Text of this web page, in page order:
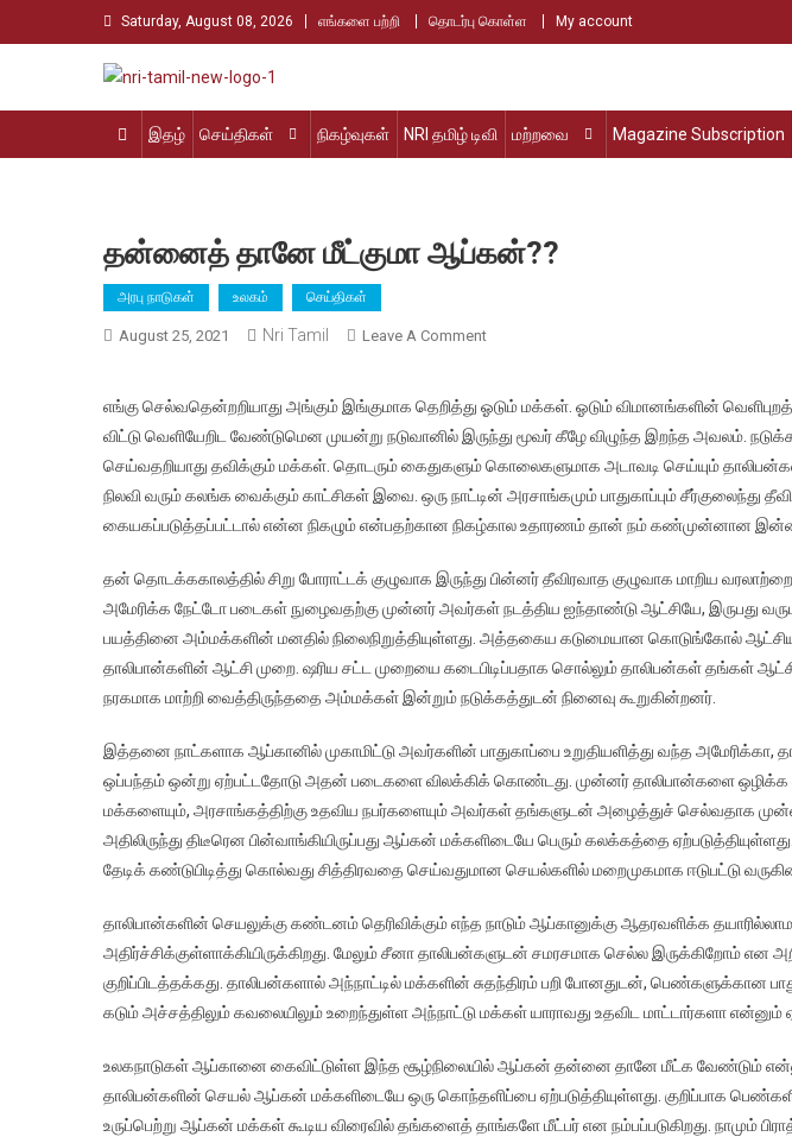
to
Saturday, August 08, 2026 எங்களை பற்றி தொடர்பு கொள்ள My account
Nri Tamil
உலக தமிழர்களின் உரத்த குரல்
இதழ்
செய்திகள் நிகழ்வுகள் NRI தமிழ் டிவி மற்றவை Magazine Subscription
தன்னைத் தானே மீட்குமா ஆப்கன்??
அரபு நாடுகள் உலகம் செய்திகள்
August 25, 2021 Nri Tamil Leave A CommentOn
மீட்குமா
ஆப்கன்??
எங்கு செல்வதென்றறியாது அங்கும் இங்குமாக தெறித்து ஓடும் மக்கள். ஓடும் விமானங்களின்
விட்டு வெளியேறிட வேண்டுமென முயன்று நடுவானில் இருந்து மூவர் கீழே விழுந்த இறந்த அவலம்.
செய்வதறியாது தவிக்கும் மக்கள். தொடரும் கைதுகளும் கொலைகளுமாக அடாவடி செய்யும்
நிலவி வரும் கலங்க வைக்கும் காட்சிகள் இவை. ஒரு நாட்டின் அரசாங்கமும் பாதுகாப்பும் சீர்குலைந்து
கையகப்படுத்தப்பட்டால் என்ன நிகழும் என்பதற்கான நிகழ்கால உதாரணம் தான் நம் கண்முன்னான
தன் தொடக்ககாலத்தில் சிறு போராட்டக் குழுவாக இருந்து பின்னர் தீவிரவாத குழுவாக மாறிய
அமேரிக்க நேட்டோ படைகள் நுழைவதற்கு முன்னர் அவர்கள் நடத்திய ஐந்தாண்டு ஆட்சியே, இருபது
பயத்தினை அம்மக்களின் மனதில் நிலைநிறுத்தியுள்ளது. அத்தகைய கடுமையான கொடுங்கோல்
தாலிபான்களின் ஆட்சி முறை. ஷரிய சட்ட முறையை கடைபிடிப்பதாக சொல்லும் தாலிபன்கள் தங்கள்
நரகமாக மாற்றி வைத்திருந்ததை அம்மக்கள் இன்றும் நடுக்கத்துடன் நினைவு கூறுகின்றனர்.
இத்தனை நாட்களாக ஆப்கானில் முகாமிட்டு அவர்களின் பாதுகாப்பை உறுதியளித்து வந்த அமேரிக்கா,
ஒப்பந்தம் ஒன்று ஏற்பட்டதோடு அதன் படைகளை விலக்கிக் கொண்டது. முன்னர் தாலிபான்களை ஒழிக்க
மக்களையும், அரசாங்கத்திற்கு உதவிய நபர்களையும் அவர்கள் தங்களுடன் அழைத்துச் செல்வதாக முன்னர்
அதிலிருந்து திடீரென பின்வாங்கியிருப்பது ஆப்கன் மக்களிடையே பெரும் கலக்கத்தை
தேடிக் கண்டுபிடித்து கொல்வது சித்திரவதை செய்வதுமான செயல்களில் மறைமுகமாக ஈடுபட்டு
தாலிபான்களின் செயலுக்கு கண்டனம் தெரிவிக்கும் எந்த நாடும் ஆப்கானுக்கு ஆதரவளிக்க
அதிர்ச்சிக்குள்ளாக்கியிருக்கிறது. மேலும் சீனா தாலிபன்களுடன் சமரசமாக செல்ல இருக்கிறோம் என
குறிப்பிடத்தக்கது. தாலிபன்களால் அந்நாட்டில் மக்களின் சுதந்திரம் பறி போனதுடன், பெண்களுக்கான
கடும் அச்சத்திலும் கவலையிலும் உறைந்துள்ள அந்நாட்டு மக்கள் யாராவது உதவிட மாட்டார்களா என்னும்
உலகநாடுகள் ஆப்கானை கைவிட்டுள்ள இந்த சூழ்நிலையில் ஆப்கன் தன்னை தானே மீட்க வேண்டும்
தாலிபன்களின் செயல் ஆப்கன் மக்களிடையே ஒரு கொந்தளிப்பை ஏற்படுத்தியுள்ளது. குறிப்பாக
உருப்பெற்று ஆப்கன் மக்கள் கூடிய விரைவில் தங்களைத் தாங்களே மீட்பர் என நம்பப்படுகிறது. நாமும்